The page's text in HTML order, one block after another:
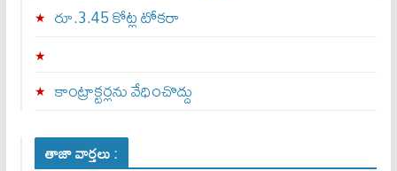
రూ.3.45 కోట్ల టోకరా
కాంట్రాక్టర్లను వేధించొద్దు
తాజా వార్తలు :